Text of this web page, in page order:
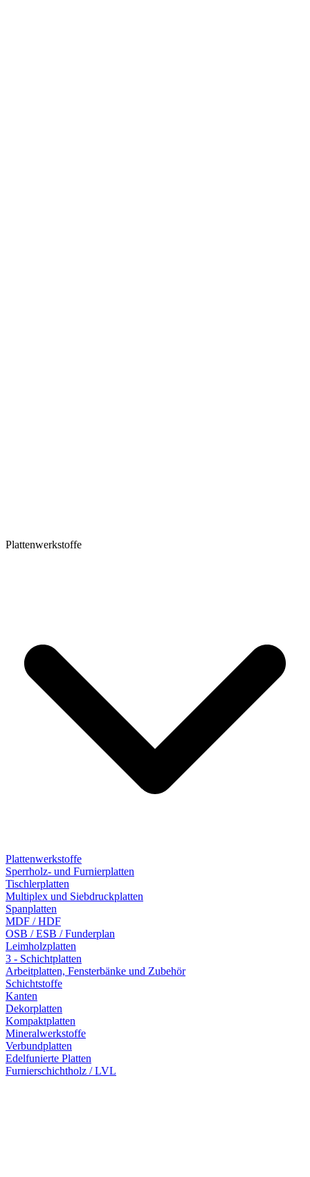
Plattenwerkstoffe
Plattenwerkstoffe
Sperrholz- und Furnierplatten
Tischlerplatten
Multiplex und Siebdruckplatten
Spanplatten
MDF / HDF
OSB / ESB / Funderplan
Leimholzplatten
3 - Schichtplatten
Arbeitplatten, Fensterbänke und Zubehör
Schichtstoffe
Kanten
Dekorplatten
Kompaktplatten
Mineralwerkstoffe
Verbundplatten
Edelfunierte Platten
Furnierschichtholz / LVL